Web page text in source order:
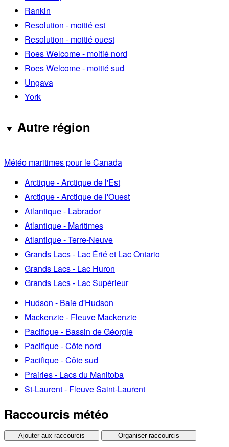
Rankin
Resolution - moitié est
Resolution - moitié ouest
Roes Welcome - moitié nord
Roes Welcome - moitié sud
Ungava
York
Autre région
Météo maritimes pour le Canada
Arctique - Arctique de l'Est
Arctique - Arctique de l'Ouest
Atlantique - Labrador
Atlantique - Maritimes
Atlantique - Terre-Neuve
Grands Lacs - Lac Érié et Lac Ontario
Grands Lacs - Lac Huron
Grands Lacs - Lac Supérieur
Hudson - Baie d'Hudson
Mackenzie - Fleuve Mackenzie
Pacifique - Bassin de Géorgie
Pacifique - Côte nord
Pacifique - Côte sud
Prairies - Lacs du Manitoba
St-Laurent - Fleuve Saint-Laurent
Raccourcis météo
Ajouter aux raccourcis Organiser raccourcis